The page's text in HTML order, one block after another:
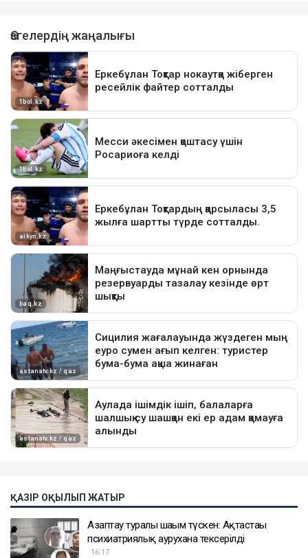
ҚАЗІР ОҚЫЛЫП ЖАТЫР
Азаптау туралы шағым түскен: Ақтастағы
психиатриялық аурухана тексерілді
16:17